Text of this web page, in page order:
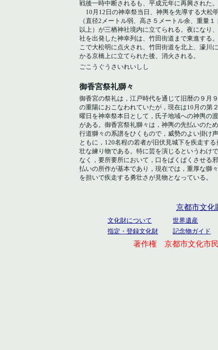
戦後一時中断されるも、平成元年に再興された。
10月12日の神幸祭当日、神輿を先導する大松
（直径2メートル弱、高さ５メートル余、重量１
以上）が三栖神社境内に立てられる。夜になり
社を出発した神幸列は、竹田街道まで東進する
こで大松明に点火され、竹田街道を北上、濠川
かる京橋上に立てられた後、消火される。
ごこうぐうさいれいしし
御香宮祭礼獅々
御香宮の祭礼は，江戸時代を通じて旧暦の９月
の重陽におこなわれていたが，現在は10月の第
曜日を神幸祭本日として，氏子地域への神輿の
がある。御香宮祭礼獅々は，神輿の先払いのた
行道獅々の系譜をひくもので，威勢のよい掛け
ともに，120名程の若者が旧伏見城下を疾走する
壮な練り物である。特に芸を演じるというわけ
なく，要所要所において，口をぱくぱくさせる
払いの所作が基本であり，現在では，重厚な獅
を担いで疾走する勇壮さが見物となっている。
京都市文化
文化財について
指定・登録文化財
世界遺産
記念物ガイド
著作権 京都市文化市